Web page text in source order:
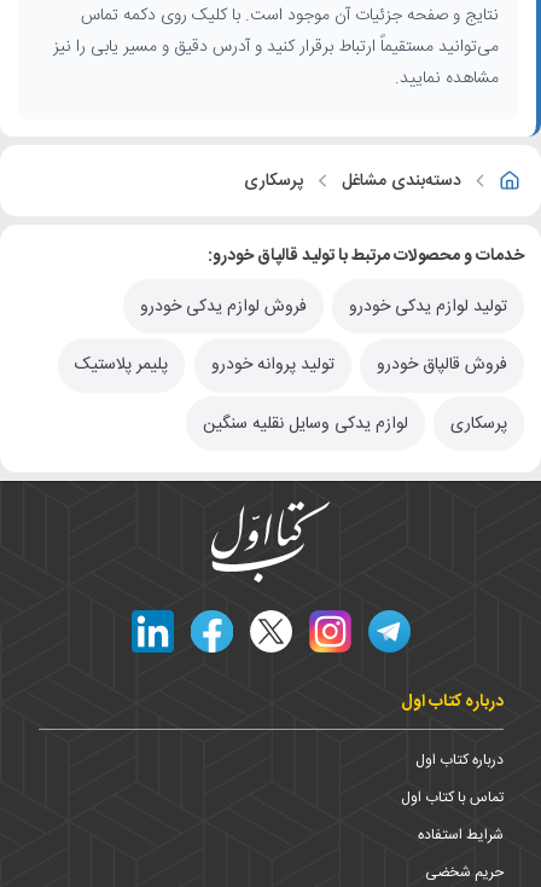
نتایج و صفحه جزئیات آن موجود است. با کلیک روی دکمه تماس
می‌توانید مستقیماً ارتباط برقرار کنید و آدرس دقیق و مسیر یابی را نیز
مشاهده نمایید.
دسته‌بندی مشاغل پرسکاری
خدمات و محصولات مرتبط با تولید قالپاق خودرو:
تولید لوازم یدکی خودرو
فروش لوازم یدکی خودرو
فروش قالپاق خودرو تولید پروانه خودرو پلیمر پلاستیک
پرسکاری لوازم یدکی وسایل نقلیه سنگین
درباره کتاب اول
درباره کتاب اول
تماس با کتاب اول
شرایط استفاده
حریم شخضی